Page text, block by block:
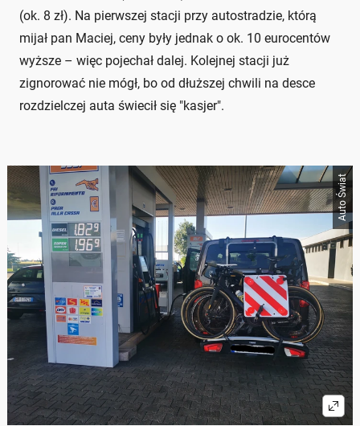
(ok. 8 zł). Na pierwszej stacji przy autostradzie, którą
mijał pan Maciej, ceny były jednak o ok. 10 eurocentów
wyższe – więc pojechał dalej. Kolejnej stacji już
zignorować nie mógł, bo od dłuższej chwili na desce
rozdzielczej auta świecił się "kasjer".
Auto Świat